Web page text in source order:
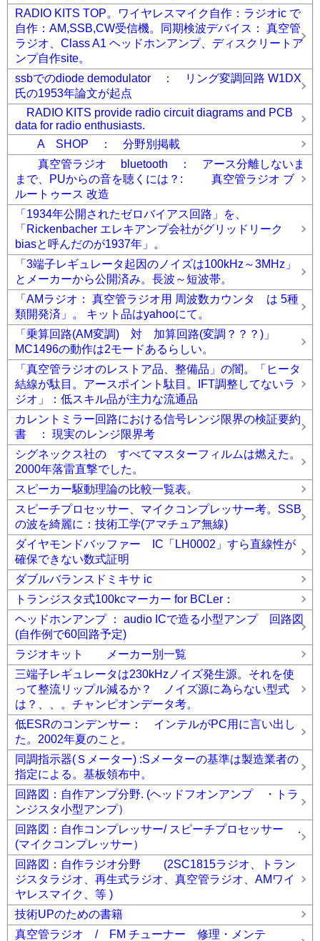
RADIO KITS TOP。ワイヤレスマイク自作：ラジオic で
自作：AM,SSB,CW受信機。同期検波デバイス： 真空管
ラジオ、Class A1 ヘッドホンアンプ、ディスクリートア
ンプ自作site。
ssbでのdiode demodulator ： リング変調回路 W1DX
氏の1953年論文が起点
RADIO KITS provide radio circuit diagrams and PCB
data for radio enthusiasts.
A SHOP ： 分野別掲載
真空管ラジオ bluetooth ： アース分離しないま
まで、PUからの音を聴くには？: 真空管ラジオ ブ
ルートゥース 改造
「1934年公開されたゼロバイアス回路」を、
「Rickenbacher エレキアンプ会社がグリッドリーク
biasと呼んだのが1937年」。
「3端子レギュレータ起因のノイズは100kHz～3MHz」
とメーカーから公開済み。長波～短波帯。
「AMラジオ： 真空管ラジオ用 周波数カウンタ は 5種
類開発済」。 キット品はyahooにて。
「乗算回路(AM変調) 対 加算回路(変調？？？)」
MC1496の動作は2モードあるらしい。
「真空管ラジオのレストア品、整備品」の闇。「ヒータ
結線が駄目。アースポイント駄目。IFT調整してないラ
ジオ」：低スキル品が主力な流通品
カレントミラー回路における信号レンジ限界の検証要約
書 ： 現実のレンジ限界考
シグネックス社の すべてマスターフィルムは燃えた。
2000年落雷直撃でした。
スピーカー駆動理論の比較一覧表。
スピーチプロセッサー、マイクコンプレッサー考。SSB
の波を綺麗に：技術工学(アマチュア無線)
ダイヤモンドバッファー IC「LH0002」すら直線性が
確保できない数式証明
ダブルバランスドミキサ ic
トランジスタ式100kcマーカー for BCLer：
ヘッドホンアンプ ： audio ICで造る小型アンプ 回路図
(自作例で60回路予定)
ラジオキット メーカー別一覧
三端子レギュレータは230kHzノイズ発生源。それを使
って整流リップル減るか？ ノイズ源に為らない型式
は？、、。チャンピオンデータ考。
低ESRのコンデンサー： インテルがPC用に言い出し
た。2002年夏のこと。
同調指示器(Ｓメーター) :Sメーターの基準は製造業者の
指定による。基板領布中。
回路図：自作アンプ分野. (ヘッドフオンアンプ ・トラ
ンジスタ小型アンプ）
回路図：自作コンプレッサー/ スピーチプロセッサー .
(マイクコンプレッサー）
回路図：自作ラジオ分野 (2SC1815ラジオ、トラン
ジスタラジオ、再生式ラジオ、真空管ラジオ、AMワイ
ヤレスマイク、等 )
技術UPのための書籍
真空管ラジオ / FM チューナー 修理・メンテ